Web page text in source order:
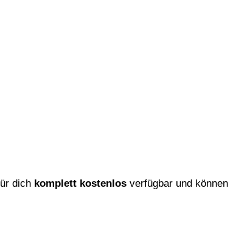
dich komplett kostenlos verfügbar und können